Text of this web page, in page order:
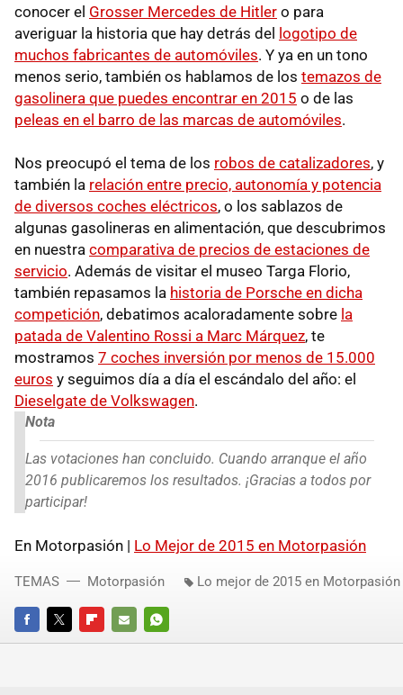
conocer el Grosser Mercedes de Hitler o para
averiguar la historia que hay detrás del logotipo de
muchos fabricantes de automóviles. Y ya en un tono
menos serio, también os hablamos de los temazos de
gasolinera que puedes encontrar en 2015 o de las
peleas en el barro de las marcas de automóviles.
Nos preocupó el tema de los robos de catalizadores, y
también la relación entre precio, autonomía y potencia
de diversos coches eléctricos, o los sablazos de
algunas gasolineras en alimentación, que descubrimos
en nuestra comparativa de precios de estaciones de
servicio. Además de visitar el museo Targa Florio,
también repasamos la historia de Porsche en dicha
competición, debatimos acaloradamente sobre la
patada de Valentino Rossi a Marc Márquez, te
mostramos 7 coches inversión por menos de 15.000
euros y seguimos día a día el escándalo del año: el
Dieselgate de Volkswagen.
Nota
Las votaciones han concluido. Cuando arranque el año
2016 publicaremos los resultados. ¡Gracias a todos por
participar!
En Motorpasión | Lo Mejor de 2015 en Motorpasión
FACEBOOKTWITTERFLIPBOARD
E-
WHATSAPP
TEMAS Motorpasión Lo mejor de 2015 en Motorpasión